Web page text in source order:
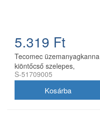
5.319 Ft
Tecomec üzemanyagkanna
kiöntőcső szelepes,
utángyártott
S-51709005